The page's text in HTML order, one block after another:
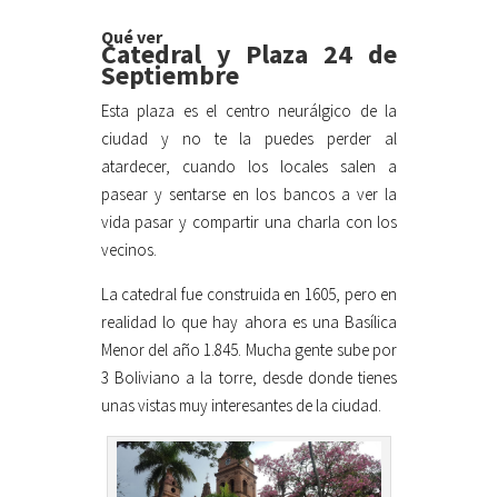
Qué ver
Catedral y Plaza 24 de
Septiembre
Esta plaza es el centro neurálgico de la
ciudad y no te la puedes perder al
atardecer, cuando los locales salen a
pasear y sentarse en los bancos a ver la
vida pasar y compartir una charla con los
vecinos.
La catedral fue construida en 1605, pero en
realidad lo que hay ahora es una Basílica
Menor del año 1.845. Mucha gente sube por
3 Boliviano a la torre, desde donde tienes
unas vistas muy interesantes de la ciudad.